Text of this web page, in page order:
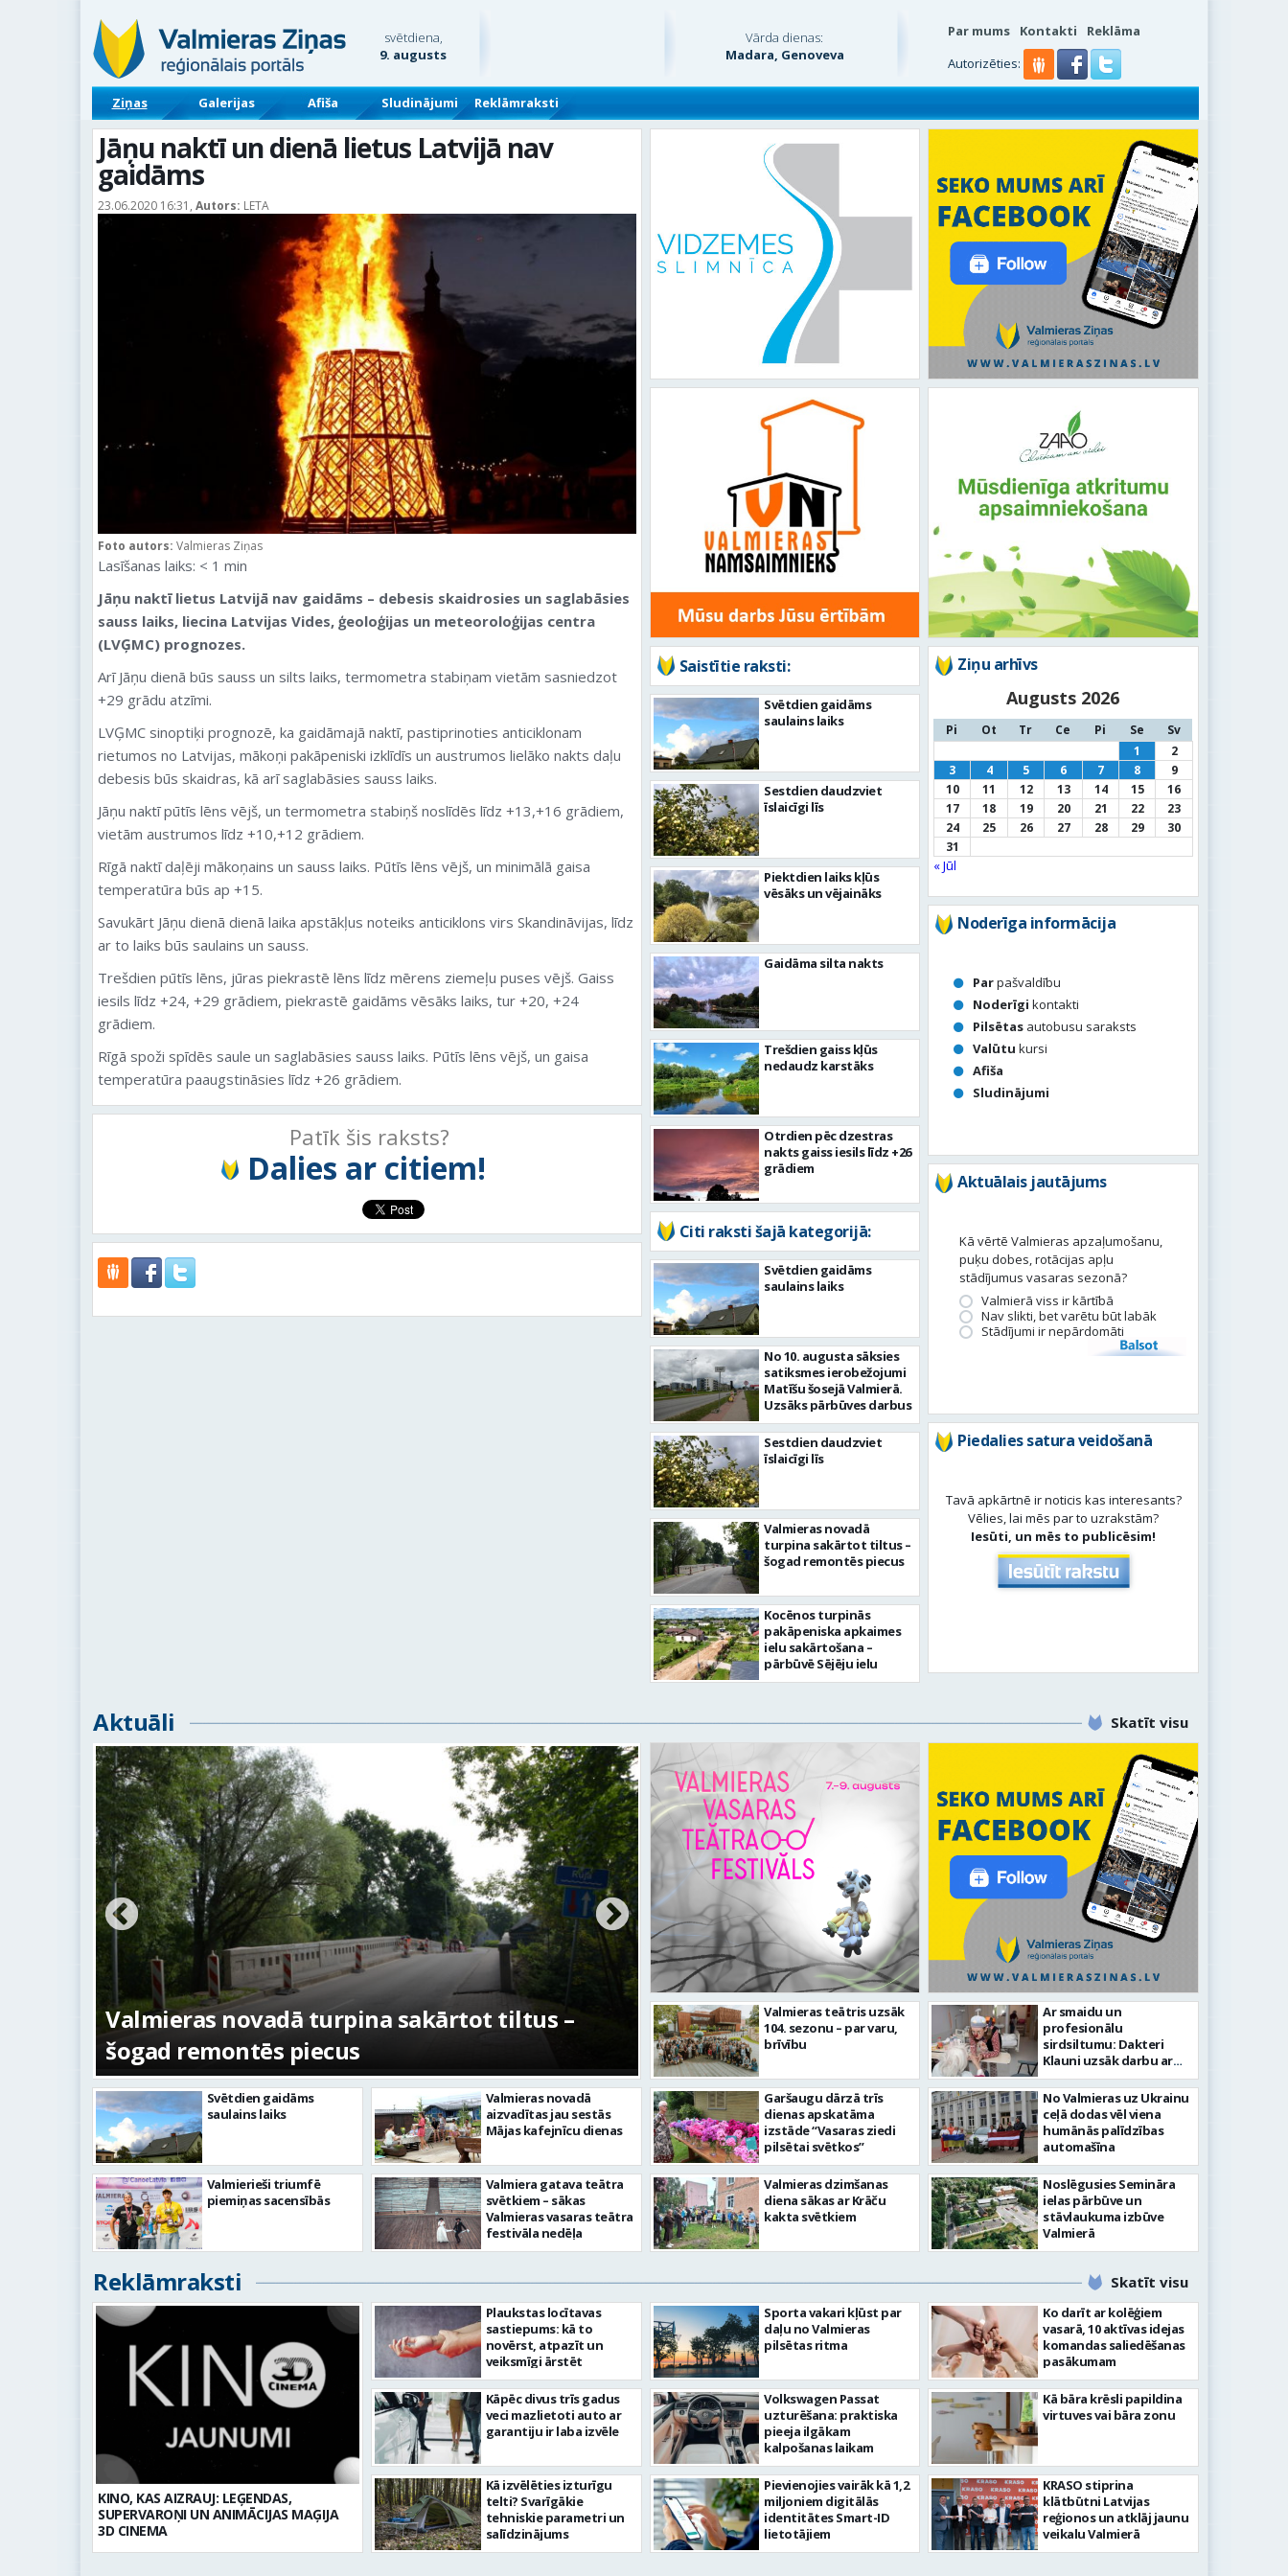
svētdiena,
9. augusts
Vārda dienas:
Madara, Genoveva
Par mums Kontakti
Reklāma
Autorizēties:
Ziņas Galerijas Afiša Sludinājumi Reklāmraksti
Jāņu naktī un dienā lietus Latvijā nav
gaidāms
23.06.2020 16:31, Autors: LETA
Foto autors: Valmieras Ziņas
Lasīšanas laiks: < 1 min
Jāņu naktī lietus Latvijā nav gaidāms – debesis skaidrosies un saglabāsies
sauss laiks, liecina Latvijas Vides, ģeoloģijas un meteoroloģijas centra
(LVĢMC) prognozes.
Arī Jāņu dienā būs sauss un silts laiks, termometra stabiņam vietām sasniedzot
+29 grādu atzīmi.
LVĢMC sinoptiķi prognozē, ka gaidāmajā naktī, pastiprinoties anticiklonam
rietumos no Latvijas, mākoņi pakāpeniski izklīdīs un austrumos lielāko nakts daļu
debesis būs skaidras, kā arī saglabāsies sauss laiks.
Jāņu naktī pūtīs lēns vējš, un termometra stabiņš noslīdēs līdz +13,+16 grādiem,
vietām austrumos līdz +10,+12 grādiem.
Rīgā naktī daļēji mākoņains un sauss laiks. Pūtīs lēns vējš, un minimālā gaisa
temperatūra būs ap +15.
Savukārt Jāņu dienā dienā laika apstākļus noteiks anticiklons virs Skandināvijas, līdz
ar to laiks būs saulains un sauss.
Trešdien pūtīs lēns, jūras piekrastē lēns līdz mērens ziemeļu puses vējš. Gaiss
iesils līdz +24, +29 grādiem, piekrastē gaidāms vēsāks laiks, tur +20, +24
grādiem.
Rīgā spoži spīdēs saule un saglabāsies sauss laiks. Pūtīs lēns vējš, un gaisa
temperatūra paaugstināsies līdz +26 grādiem.
Patīk šis raksts?
Dalies ar citiem!
Saistītie raksti:
Svētdien gaidāms
saulains laiks
Sestdien daudzviet
īslaicīgi līs
Piektdien laiks kļūs
vēsāks un vējaināks
Gaidāma silta nakts
Trešdien gaiss kļūs
nedaudz karstāks
Otrdien pēc dzestras
nakts gaiss iesils līdz +26
grādiem
Citi raksti šajā kategorijā:
Svētdien gaidāms
saulains laiks
No 10. augusta sāksies
satiksmes ierobežojumi
Matīšu šosejā Valmierā.
Uzsāks pārbūves darbus
Sestdien daudzviet
īslaicīgi līs
Valmieras novadā
turpina sakārtot tiltus –
šogad remontēs piecus
Kocēnos turpinās
pakāpeniska apkaimes
ielu sakārtošana –
pārbūvē Sējēju ielu
Ziņu arhīvs
Augusts 2026
Pi Ot Tr Ce Pi Se
Sv
1
2
3
4 5 6 7 8
9
10
11 12 13 14 15
16
17
18 19 20 21 22
23
24
25 26 27 28 29
30
31
« Jūl
Noderīga informācija
Parpašvaldību
Noderīgi kontakti
Pilsētas autobusu saraksts
Valūtu kursi
Afiša
Sludinājumi
Aktuālais jautājums
Kā vērtē Valmieras apzaļumošanu,
puķu dobes, rotācijas apļu
stādījumus vasaras sezonā?
Valmierā viss ir kārtībā
Nav slikti, bet varētu būt labāk
Stādījumi ir nepārdomāti
Balsot
Piedalies satura veidošanā
Tavā apkārtnē ir noticis kas interesants?
Vēlies, lai mēs par to uzrakstām?
Iesūti, un mēs to publicēsim!
Aktuāli Skatīt visu
Valmieras novadā turpina sakārtot tiltus –
šogad remontēs piecus
No pagaidu teātra līdz laikmetīgās kultūras
centram – kā attīstīsies “Kurtuve”
Svētdien gaidāms
saulains laiks
Valmierieši triumfē
piemiņas sacensībās
Valmieras novadā
aizvadītas jau sestās
Mājas kafejnīcu dienas
Valmiera gatava teātra
svētkiem – sākas
Valmieras vasaras teātra
festivāla nedēļa
Valmieras teātris uzsāk
104. sezonu – par varu,
brīvību
Garšaugu dārzā trīs
dienas apskatāma
izstāde “Vasaras ziedi
pilsētai svētkos”
Valmieras dzimšanas
diena sākas ar Krāču
kakta svētkiem
Ar smaidu un
profesionālu
sirdsiltumu: Dakteri
Klauni uzsāk darbu ar
senioriem Vidzemes
slimnīcā
No Valmieras uz Ukrainu
ceļā dodas vēl viena
humānās palīdzības
automašīna
Noslēgusies Semināra
ielas pārbūve un
stāvlaukuma izbūve
Valmierā
Reklāmraksti Skatīt visu
KINO, KAS AIZRAUJ: LEĢENDAS,
SUPERVAROŅI UN ANIMĀCIJAS MAĢIJA
3D CINEMA
Plaukstas locītavas
sastiepums: kā to
novērst, atpazīt un
veiksmīgi ārstēt
Kāpēc divus trīs gadus
veci mazlietoti auto ar
garantiju ir laba izvēle
Kā izvēlēties izturīgu
telti? Svarīgākie
tehniskie parametri un
salīdzinājums
Sporta vakari kļūst par
daļu no Valmieras
pilsētas ritma
Volkswagen Passat
uzturēšana: praktiska
pieeja ilgākam
kalpošanas laikam
Pievienojies vairāk kā 1,2
miljoniem digitālās
identitātes Smart-ID
lietotājiem
Ko darīt ar kolēģiem
vasarā, 10 aktīvas idejas
komandas saliedēšanas
pasākumam
Kā bāra krēsli papildina
virtuves vai bāra zonu
KRASO stiprina
klātbūtni Latvijas
reģionos un atklāj jaunu
veikalu Valmierā